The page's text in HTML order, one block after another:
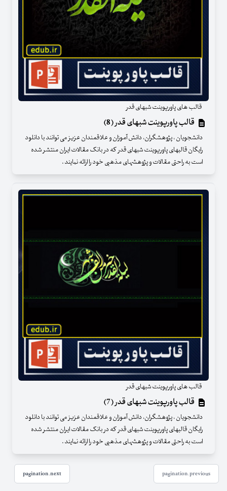
قالب های پاورپوینت شبهای قدر
قالب پاورپوینت شبهای قدر (8)
دانشجویان ، پژوهشگران، دانش آموزان و علاقمندان عزیز می توانند با دانلود
رایگان قالبهای پاورپوینت شبهای قدر که در بانک مقالات ایران منتشر شده
است به راحتی مقالات و پژوهشهای مذهبی خود را ارائه نمایند .
قالب های پاورپوینت شبهای قدر
قالب پاورپوینت شبهای قدر (7)
دانشجویان ، پژوهشگران، دانش آموزان و علاقمندان عزیز می توانند با دانلود
رایگان قالبهای پاورپوینت شبهای قدر که در بانک مقالات ایران منتشر شده
است به راحتی مقالات و پژوهشهای مذهبی خود را ارائه نمایند .
pagination.previous
pagination.next